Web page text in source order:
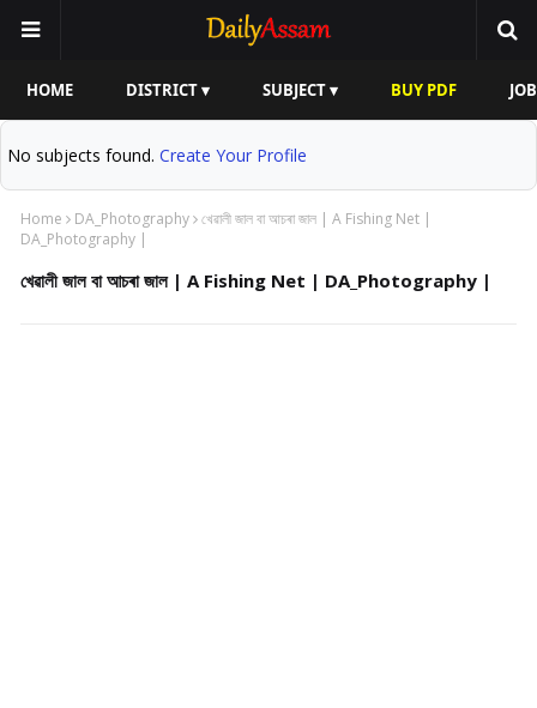
HOME DISTRICT ▾ SUBJECT ▾ BUY PDF
No subjects found. Create Your Profile
Home DA_Photography খেৱালী জাল বা আচৰা জাল | A Fishing Net |
DA_Photography |
খেৱালী জাল বা আচৰা জাল | A Fishing Net | DA_Photography |